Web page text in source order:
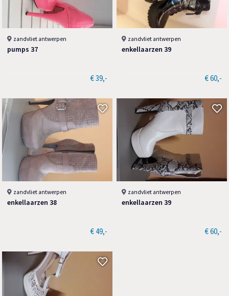
zandvliet antwerpen
pumps 37
€ 39,-
zandvliet antwerpen
enkellaarzen 39
€ 60,-
zandvliet antwerpen
enkellaarzen 38
€ 49,-
zandvliet antwerpen
enkellaarzen 39
€ 60,-